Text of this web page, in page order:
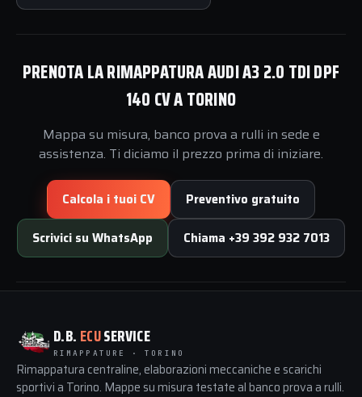
PRENOTA LA RIMAPPATURA AUDI A3 2.0 TDI DPF
140 CV A TORINO
Mappa su misura, banco prova a rulli in sede e
assistenza. Ti diciamo il prezzo prima di iniziare.
Calcola i tuoi CV Preventivo gratuito
Scrivici su WhatsApp Chiama +39 392 932 7013
D.B. ECUSERVICE
RIMAPPATURE · TORINO
Rimappatura centraline, elaborazioni meccaniche e scarichi
sportivi a Torino. Mappe su misura testate al banco prova a rulli.